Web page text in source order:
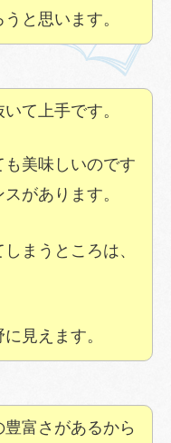
と思います。
て上手です。
美味しいのです
があります。
まうところは、
見えます。
富さがあるから